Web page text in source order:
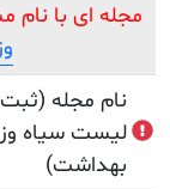
با نام مشابه در
وزارت
(ثبت شده در
وزارت